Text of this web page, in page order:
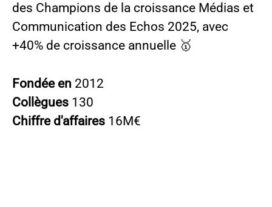
des Champions de la croissance Médias et
Communication des Echos 2025, avec
+40% de croissance annuelle 🥇
Fondée en 2012
Collègues 130
Chiffre d'affaires 16M€